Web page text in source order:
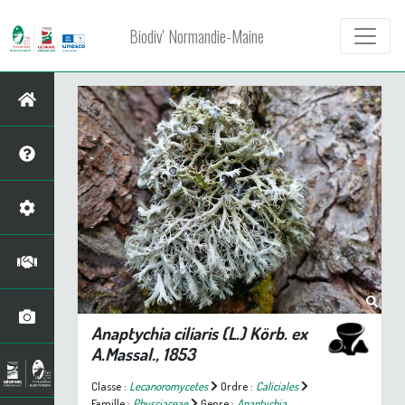
Biodiv' Normandie-Maine
Anaptychia ciliaris(L.) Körb. ex
A.Massal., 1853
Classe : Lecanoromycetes Ordre : Caliciales